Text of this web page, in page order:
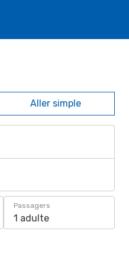
Aller simple
Passagers
1 adulte